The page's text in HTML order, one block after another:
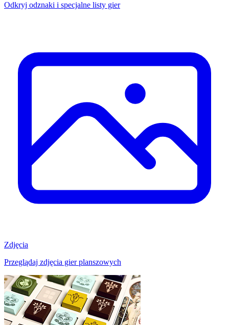
Odkryj odznaki i specjalne listy gier
Zdjęcia
Przeglądaj zdjęcia gier planszowych